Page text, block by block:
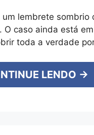
lembrete sombrio
O caso ainda está
toda a verdade
LENDO →